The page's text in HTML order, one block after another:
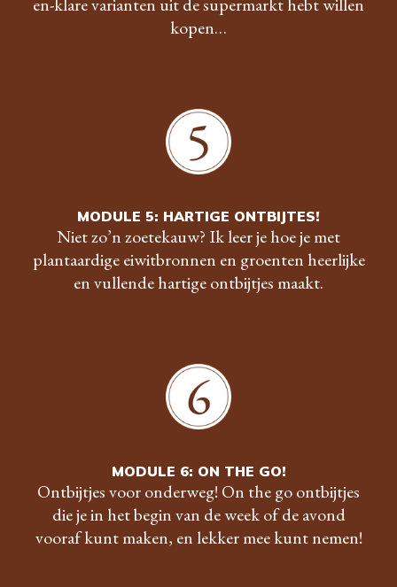
kopen…
MODULE 5: HARTIGE ONTBIJTES!
Niet zo’n zoetekauw? Ik leer je hoe je met
plantaardige eiwitbronnen en groenten heerlijke
en vullende hartige ontbijtjes maakt.
MODULE 6: ON THE GO!
Ontbijtjes voor onderweg! On the go ontbijtjes
die je in het begin van de week of de avond
vooraf kunt maken, en lekker mee kunt nemen!